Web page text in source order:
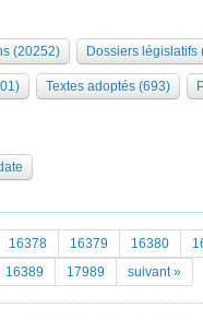
Bureau Collège des
... )
(20252) Dossiers législatifs
Textes adoptés (693)
16378 16379 16380
16389 17989 suivant »